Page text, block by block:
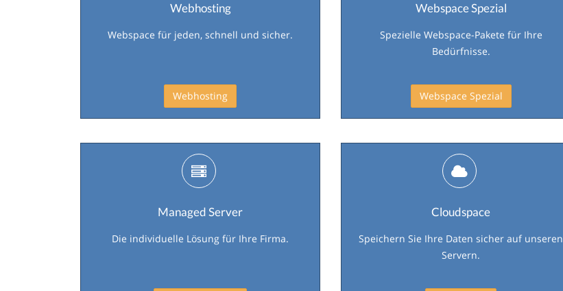
Webhosting
Webspace für jeden, schnell und sicher.
Webhosting
Webspace Spezial
Spezielle Webspace-Pakete für Ihre
Bedürfnisse.
Webspace Spezial
Managed Server
Die individuelle Lösung für Ihre Firma.
Cloudspace
Speichern Sie Ihre Daten sicher auf unseren
Servern.